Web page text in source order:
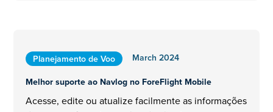
Planejamento de Voo
March 2024
Melhor suporte ao Navlog no ForeFlight Mobile
Acesse, edite ou atualize facilmente as informações